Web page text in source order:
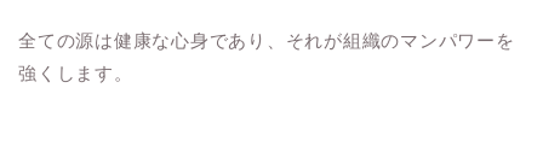
全ての源は健康な心身であり、それが組織のマンパワーを
強くします。